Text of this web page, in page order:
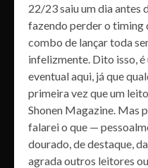
22/23 saiu um dia antes
fazendo perder o timing
combo de lançar toda
infelizmente. Dito isso,
eventual aqui, já que
primeira vez que um
Shonen Magazine. Mas
falarei o que —
dourado, de destaque,
agrada outros leitores